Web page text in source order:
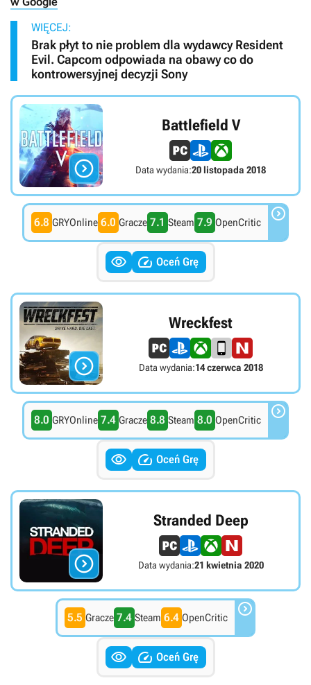
WIĘCEJ:
Brak płyt to nie problem dla wydawcy Resident
Evil. Capcom odpowiada na obawy co do
kontrowersyjnej decyzji Sony

Battlefield V
Data wydania:20 listopada 2018
6.8 GRYOnline 6.0 Gracze 7.1 Steam 7.9 OpenCritic 
  Oceń Grę

Wreckfest
Data wydania:14 czerwca 2018
8.0 GRYOnline 7.4 Gracze 8.8 Steam 8.0 OpenCritic 
  Oceń Grę

Stranded Deep
Data wydania:21 kwietnia 2020
5.5 Gracze 7.4 Steam 6.4 OpenCritic 
  Oceń Grę